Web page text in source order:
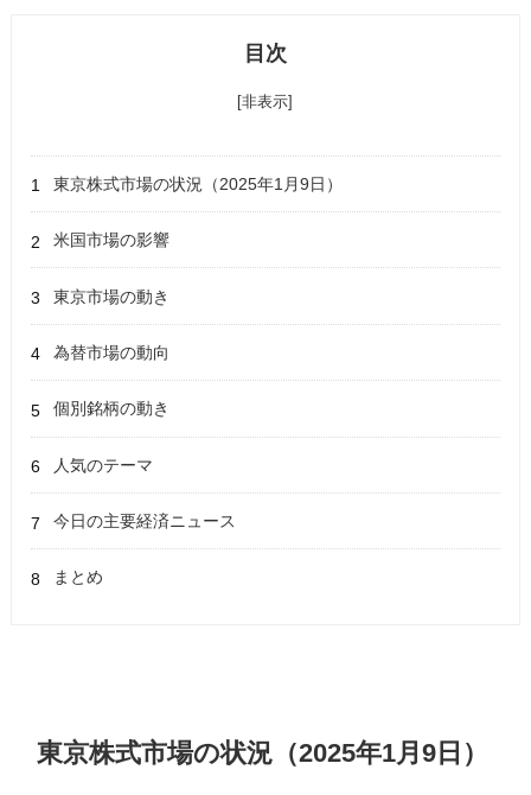
目次
[非表示]
東京株式市場の状況（2025年1月9日）
米国市場の影響
東京市場の動き
為替市場の動向
個別銘柄の動き
人気のテーマ
今日の主要経済ニュース
まとめ
東京株式市場の状況（2025年1月9日）